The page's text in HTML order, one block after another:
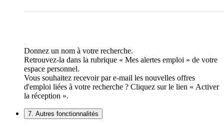
Donnez un nom à votre recherche.
Retrouvez-la dans la rubrique « Mes alertes emploi » de votre
espace personnel.
Vous souhaitez recevoir par e-mail les nouvelles offres
d'emploi liées à votre recherche ? Cliquez sur le lien « Activer
la réception ».
7. Autres fonctionnalités